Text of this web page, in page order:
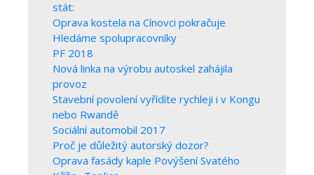
stát:
Oprava kostela na Cínovci pokračuje
Hledáme spolupracovníky
PF 2018
Nová linka na výrobu autoskel zahájila
provoz
Stavební povolení vyřídíte rychleji i v Kongu
nebo Rwandě
Sociální automobil 2017
Proč je důležitý autorský dozor?
Oprava fasády kaple Povýšení Svatého